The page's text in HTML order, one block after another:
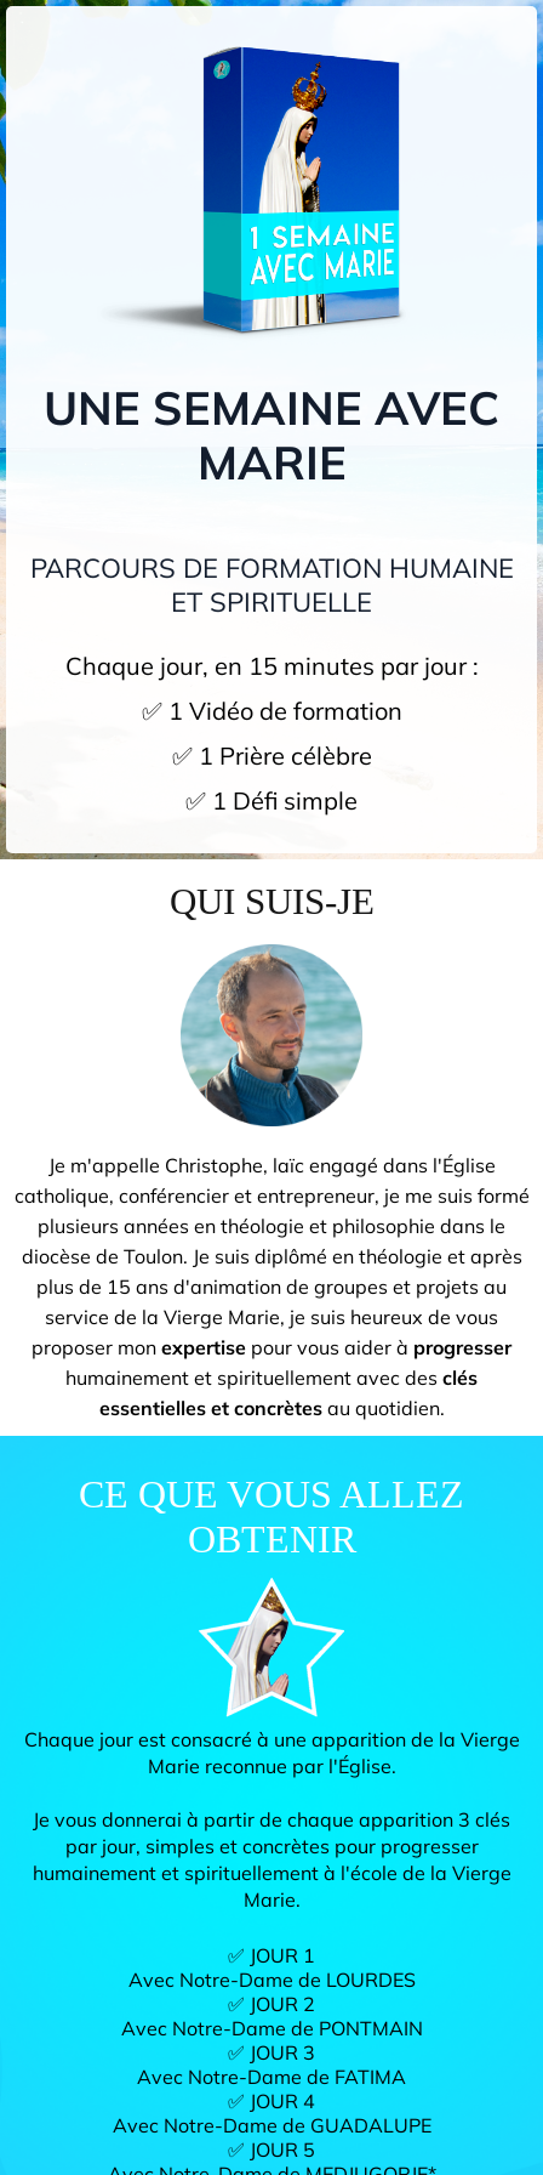
UNE SEMAINE AVEC
MARIE
PARCOURS DE FORMATION HUMAINE
ET SPIRITUELLE
Chaque jour, en 15 minutes par jour :
✅ 1 Vidéo de formation
✅ 1 Prière célèbre
✅ 1 Défi simple
QUI SUIS-JE
Je m'appelle Christophe, laïc engagé dans l'Église
catholique, conférencier et entrepreneur, je me suis formé
plusieurs années en théologie et philosophie dans le
diocèse de Toulon. Je suis diplômé en théologie et après
plus de 15 ans d'animation de groupes et projets au
service de la Vierge Marie, je suis heureux de vous
proposer mon expertise pour vous aider à progresser
humainement et spirituellement avec des clés
essentielles et concrètes au quotidien.
CE QUE VOUS ALLEZ
OBTENIR
Chaque jour est consacré à une apparition de la Vierge
Marie reconnue par l'Église.
Je vous donnerai à partir de chaque apparition 3 clés
par jour, simples et concrètes pour progresser
humainement et spirituellement à l'école de la Vierge
Marie.
✅ JOUR 1
Avec Notre-Dame de LOURDES
✅ JOUR 2
Avec Notre-Dame de PONTMAIN
✅ JOUR 3
Avec Notre-Dame de FATIMA
✅ JOUR 4
Avec Notre-Dame de GUADALUPE
✅ JOUR 5